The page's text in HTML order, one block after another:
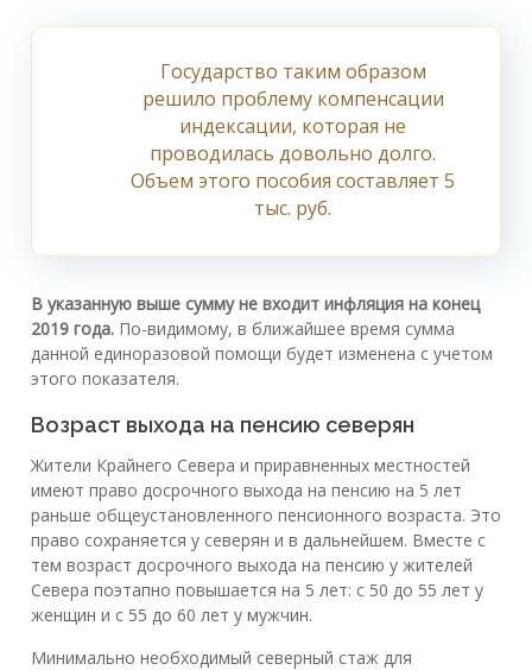
Государство таким образом
решило проблему компенсации
индексации, которая не
проводилась довольно долго.
Объем этого пособия составляет 5
тыс. руб.
В указанную выше сумму не входит инфляция на конец
2019 года. По-видимому, в ближайшее время сумма
данной единоразовой помощи будет изменена с учетом
этого показателя.
Возраст выхода на пенсию северян
Жители Крайнего Севера и приравненных местностей
имеют право досрочного выхода на пенсию на 5 лет
раньше общеустановленного пенсионного возраста. Это
право сохраняется у северян и в дальнейшем. Вместе с
тем возраст досрочного выхода на пенсию у жителей
Севера поэтапно повышается на 5 лет: с 50 до 55 лет у
женщин и с 55 до 60 лет у мужчин.
Минимально необходимый северный стаж для